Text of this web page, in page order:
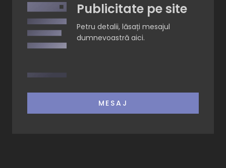
Publicitate pe site
Petru detalii, lăsați mesajul
dumnevoastră aici.
MESAJ